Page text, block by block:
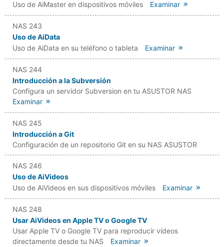
Uso de AiMaster en dispositivos móviles
Examinar
NAS 243
Uso de AiData
Uso de AiData en su teléfono o tableta
Examinar
NAS 244
Introducción a la Subversión
Configura un servidor Subversion en tu ASUSTOR NAS
Examinar
NAS 245
Introducción a Git
Configuración de un repositorio Git en su NAS ASUSTOR
NAS 246
Uso de AiVideos
Uso de AiVideos en sus dispositivos móviles
Examinar
NAS 248
Usar AiVideos en Apple TV o Google TV
Usar Apple TV o Google TV para reproducir vídeos
directamente desde tu NAS
Examinar